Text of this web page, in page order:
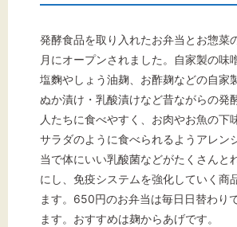
発酵食品を取り入れたお弁当とお惣菜
月にオープンされました。自家製の味
塩麴やしょう油麹、お酢麹などの自家
ぬか漬け・乳酸漬けなど昔ながらの発
人たちに食べやすく、お肉やお魚の下
サラダのように食べられるようアレン
当で体にいい乳酸菌などがたくさんと
にし、免疫システムを強化していく商
ます。650円のお弁当は毎日日替わり
ます。おすすめは麹からあげです。